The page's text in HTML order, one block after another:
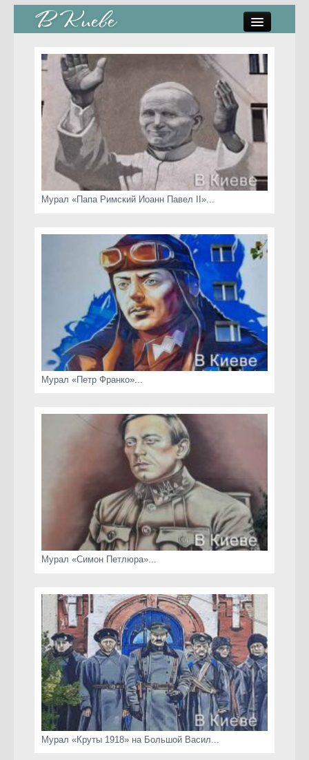
стрит-арт
коты Киева
скамейки
часы Киева
Мурал «Папа Римский Иоанн Павел II»...
Мурал «Петр Франко»...
Мурал «Симон Петлюра»...
Мурал «Круты 1918» на Большой Васил...